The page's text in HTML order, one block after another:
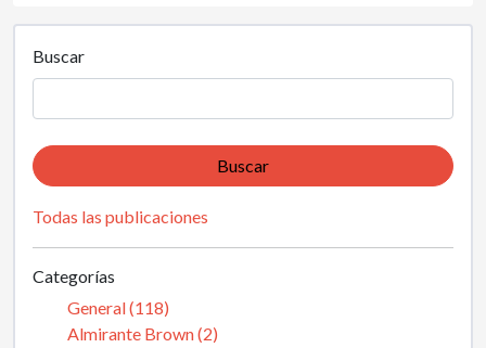
Buscar
Buscar
Todas las publicaciones
Categorías
General (118)
Almirante Brown (2)